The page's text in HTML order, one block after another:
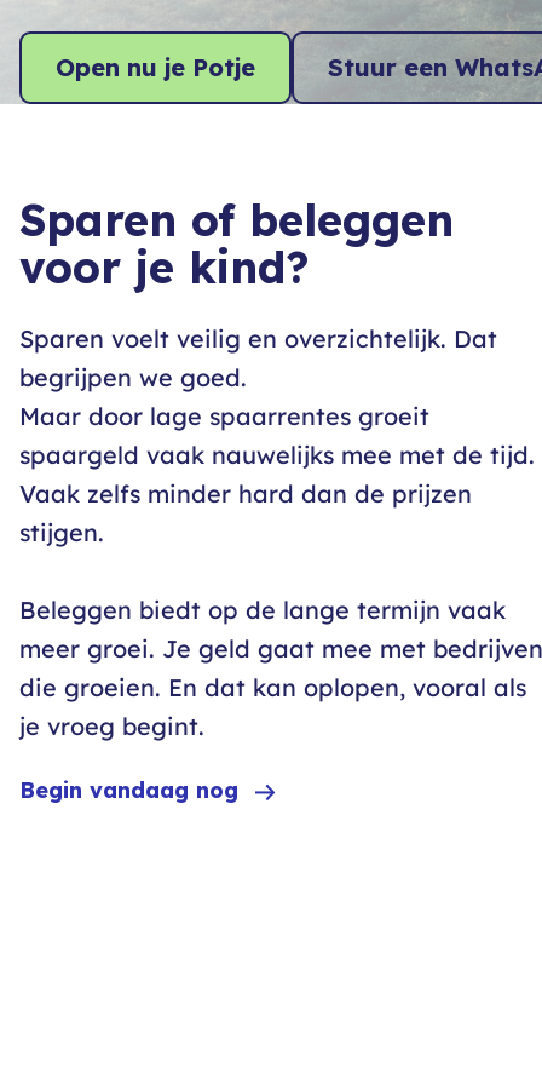
Open nu je Potje Stuur een
Sparen of beleggen
voor je kind?
Sparen voelt veilig en overzichtelijk. Dat
begrijpen we goed.
Maar door lage spaarrentes groeit
spaargeld vaak nauwelijks mee met de tijd.
Vaak zelfs minder hard dan de prijzen
stijgen.
Beleggen biedt op de lange termijn vaak
meer groei. Je geld gaat mee met bedrijven
die groeien. En dat kan oplopen, vooral als
je vroeg begint.
Begin vandaag nog